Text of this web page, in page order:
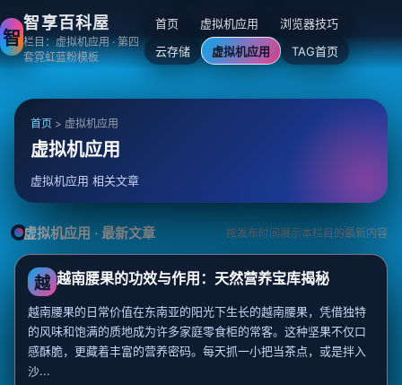
智
智享百科屋
栏目：虚拟机应用 · 第四
套霓虹蓝粉模板
首页 虚拟机应用
浏览器技巧
云存储
虚拟机应用 TAG首页
首页 > 虚拟机应用
虚拟机应用
虚拟机应用 相关文章
虚拟机应用 · 最新文章 按发布时间展示本栏目的最新内容
越 越南腰果的功效与作用：天然营养宝库揭秘
越南腰果的日常价值在东南亚的阳光下生长的越南腰果，凭借独特
的风味和饱满的质地成为许多家庭零食柜的常客。这种坚果不仅口
感酥脆，更藏着丰富的营养密码。每天抓一小把当茶点，或是拌入
沙...